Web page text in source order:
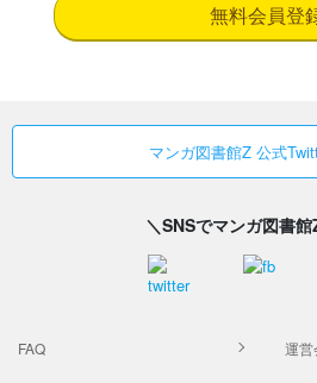
無料会員登
マンガ図書館Z 公式
＼SNSでマンガ図書
FAQ 運営